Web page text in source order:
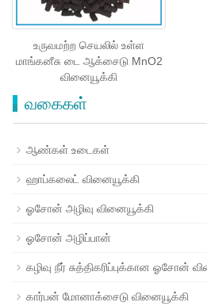
உருவமற்ற செயலில் உள்ள
மாங்கனீசு டை ஆக்சைடு MnO2
வினையூக்கி
வகைகள்
ஆண்கள் உடைகள்
ஹாப்கலைட் வினையூக்கி
ஓசோன் அழிவு வினையூக்கி
ஓசோன் அழிப்பான்
கழிவு நீர் சுத்திகரிப்புக்கான ஓசோன்
கார்பன் மோனாக்சைடு வினையூக்கி